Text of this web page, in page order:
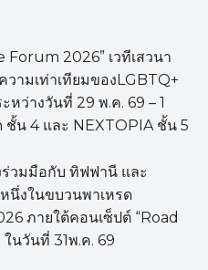
2026” เวทีเสวนา
ามเท่าเทียมของLGBTQ+
หว่างวันที่ 29 พ.ค. 69 – 1
ชั้น 4 และ NEXTOPIA ชั้น 5
วมมือกับ ทิฟฟานี และ
นึ่งในขบวนพาเหรด
ภายใต้คอนเซ็ปต์ “Road
นวันที่ 31พ.ค. 69